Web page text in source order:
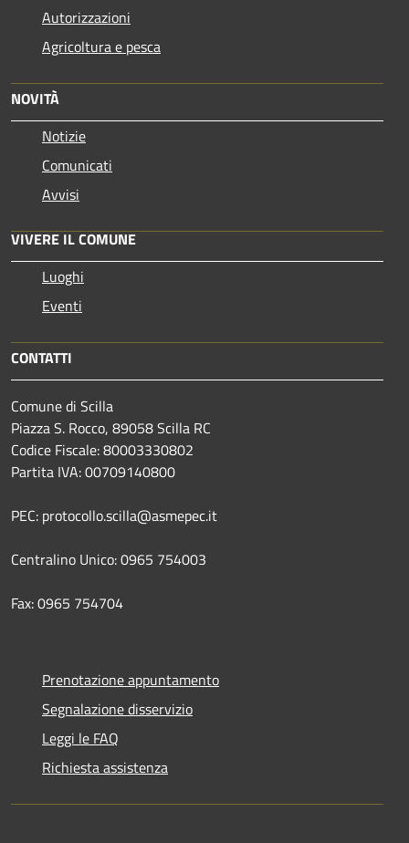
Autorizzazioni
Agricoltura e pesca
NOVITÀ
Notizie
Comunicati
Avvisi
VIVERE IL COMUNE
Luoghi
Eventi
CONTATTI
Comune di Scilla
Piazza S. Rocco, 89058 Scilla RC
Codice Fiscale: 80003330802
Partita IVA: 00709140800
PEC: protocollo.scilla@asmepec.it
Centralino Unico: 0965 754003
Fax: 0965 754704
Prenotazione appuntamento
Segnalazione disservizio
Leggi le FAQ
Richiesta assistenza